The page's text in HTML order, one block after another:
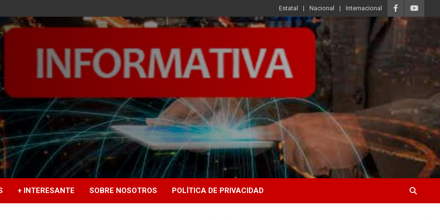
Estatal Nacional Internacional
+ INTERESANTE SOBRE NOSOTROS POLÍTICA DE PRIVACIDAD